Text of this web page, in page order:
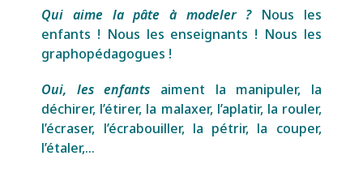
Qui aime la pâte à modeler ?
Nous les
enfants ! Nous les enseignants ! Nous les
graphopédagogues !
Oui, les enfants aiment la manipuler, la
déchirer, l’étirer, la malaxer, l’aplatir, la rouler,
l’écraser, l’écrabouiller, la pétrir, la couper,
l’étaler,…